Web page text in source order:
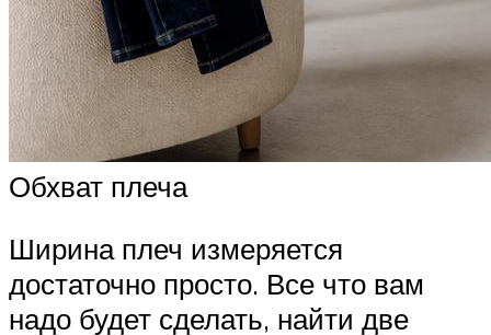
Обхват плеча
Ширина плеч измеряется
достаточно просто. Все что вам
надо будет сделать, найти две